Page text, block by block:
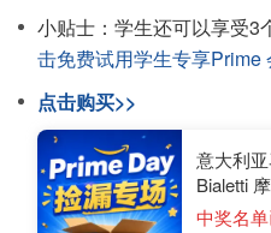
小贴士：学生还可以享受3
击免费试用学生专享Prime
点击购买>>
意大利
Bialetti
中奖名